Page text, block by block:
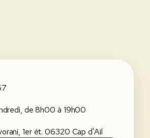
de 8h00 à 19h00
1er ét. 06320 Cap d'Ail